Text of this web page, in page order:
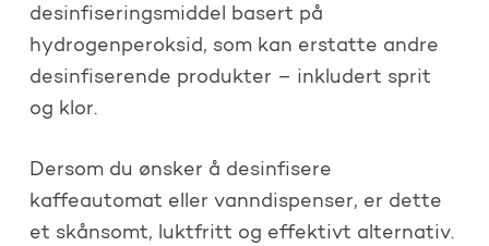
desinfiseringsmiddel basert på
hydrogenperoksid, som kan erstatte andre
desinfiserende produkter – inkludert sprit
og klor.
Dersom du ønsker å desinfisere
kaffeautomat eller vanndispenser, er dette
et skånsomt, luktfritt og effektivt alternativ.